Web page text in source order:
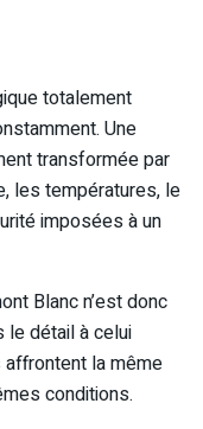
totalement
Une
transformée par
les températures, le
imposées à un
Blanc n’est donc
le détail à celui
la même
conditions.